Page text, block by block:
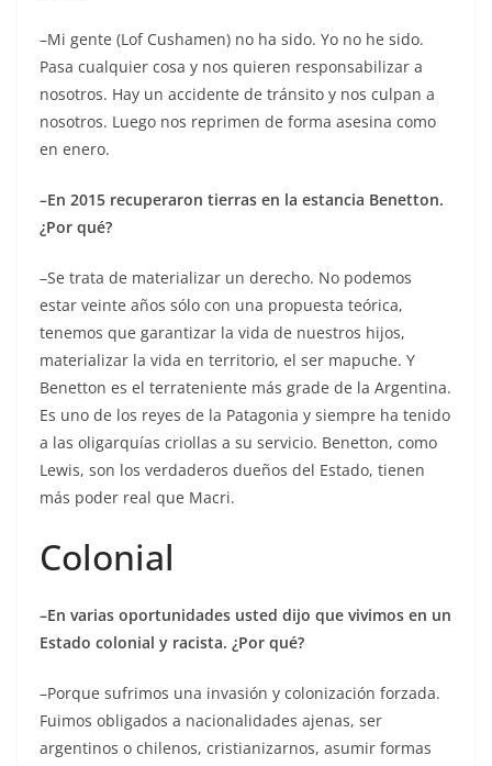
–Mi gente (Lof Cushamen) no ha sido. Yo no he sido.
Pasa cualquier cosa y nos quieren responsabilizar a
nosotros. Hay un accidente de tránsito y nos culpan a
nosotros. Luego nos reprimen de forma asesina como
en enero.
–En 2015 recuperaron tierras en la estancia Benetton.
¿Por qué?
–Se trata de materializar un derecho. No podemos
estar veinte años sólo con una propuesta teórica,
tenemos que garantizar la vida de nuestros hijos,
materializar la vida en territorio, el ser mapuche. Y
Benetton es el terrateniente más grade de la Argentina.
Es uno de los reyes de la Patagonia y siempre ha tenido
a las oligarquías criollas a su servicio. Benetton, como
Lewis, son los verdaderos dueños del Estado, tienen
más poder real que Macri.
Colonial
–En varias oportunidades usted dijo que vivimos en un
Estado colonial y racista. ¿Por qué?
–Porque sufrimos una invasión y colonización forzada.
Fuimos obligados a nacionalidades ajenas, ser
argentinos o chilenos, cristianizarnos, asumir formas